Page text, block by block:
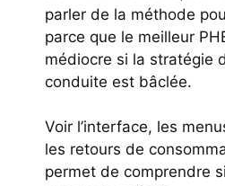
parler de la méthode
parce que le meilleur
médiocre si la stratégie
conduite est bâclée.
Voir l’interface, les
les retours de
permet de comprendre